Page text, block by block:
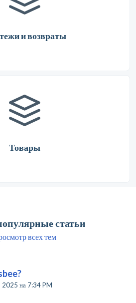
и возвраты
Товары
статьи
всех тем
Изменено Ср, 12 Фев, 2025 на 7:34 PM